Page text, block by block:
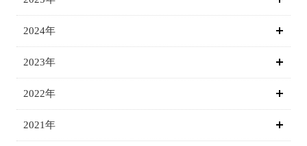
2024年
2023年
2022年
2021年